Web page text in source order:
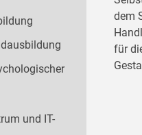
dem
für
und IT-